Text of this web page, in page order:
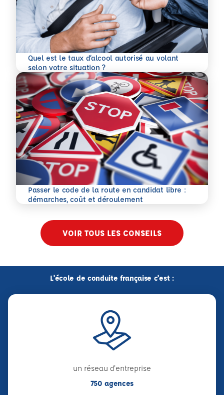
Quel est le taux d’alcool autorisé au volant
selon votre situation ?
En savoir plus
Passer le code de la route en candidat libre :
démarches, coût et déroulement
En savoir plus
VOIR TOUS LES CONSEILS
L'école de conduite française c'est :
un réseau d'entreprise
750 agences